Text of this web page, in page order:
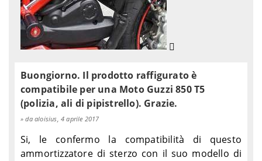
Buongiorno. Il prodotto raffigurato è
compatibile per una Moto Guzzi 850 T5
(polizia, ali di pipistrello). Grazie.
da aloisius, 4 aprile 2017
Si, le confermo la compatibilità di questo
ammortizzatore di sterzo con il suo modello di